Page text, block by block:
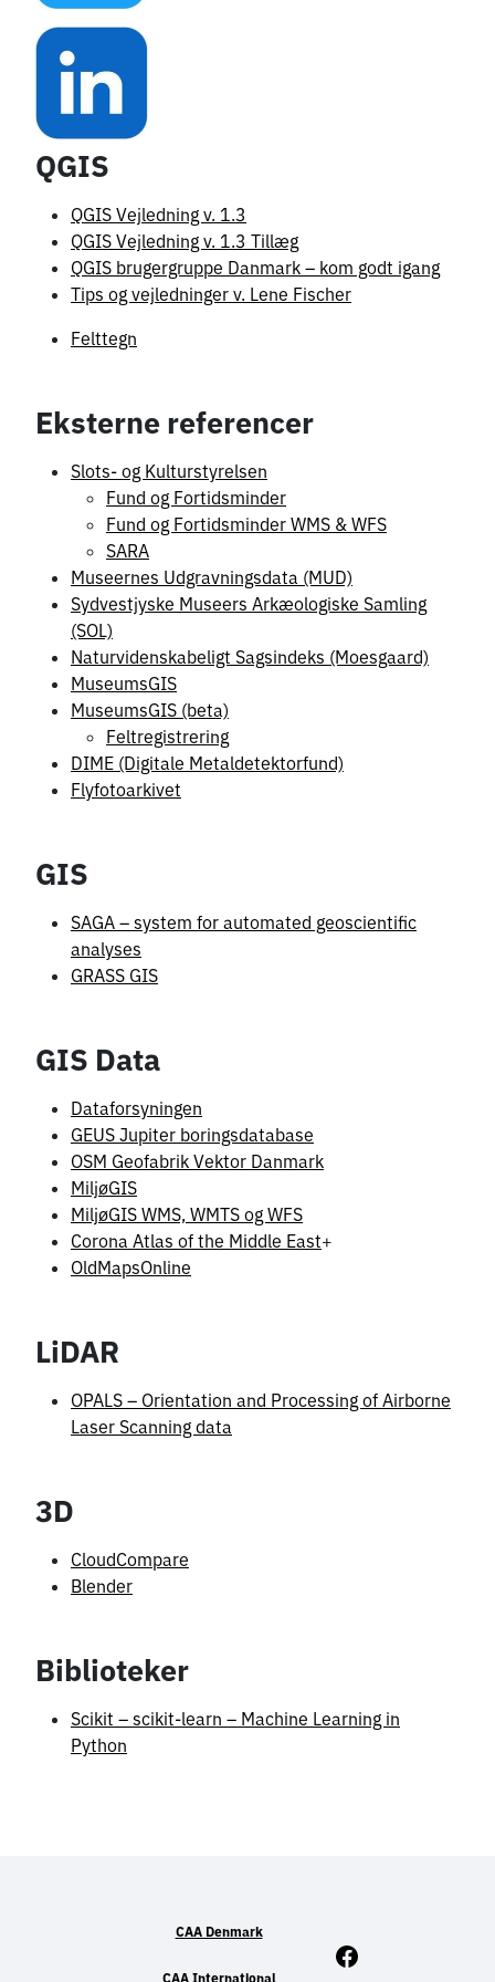
QGIS
QGIS Vejledning v. 1.3
QGIS Vejledning v. 1.3 Tillæg
QGIS brugergruppe Danmark – kom godt igang
Tips og vejledninger v. Lene Fischer
Felttegn
Eksterne referencer
Slots- og Kulturstyrelsen
Fund og Fortidsminder
Fund og Fortidsminder WMS & WFS
SARA
Museernes Udgravningsdata (MUD)
Sydvestjyske Museers Arkæologiske Samling
(SOL)
Naturvidenskabeligt Sagsindeks (Moesgaard)
MuseumsGIS
MuseumsGIS (beta)
Feltregistrering
DIME (Digitale Metaldetektorfund)
Flyfotoarkivet
GIS
SAGA – system for automated geoscientific
analyses
GRASS GIS
GIS Data
Dataforsyningen
GEUS Jupiter boringsdatabase
OSM Geofabrik Vektor Danmark
MiljøGIS
MiljøGIS WMS, WMTS og WFS
Corona Atlas of the Middle East+
OldMapsOnline
LiDAR
OPALS – Orientation and Processing of Airborne
Laser Scanning data
3D
CloudCompare
Blender
Biblioteker
Scikit – scikit-learn – Machine Learning in
Python
CAA Denmark
CAA International